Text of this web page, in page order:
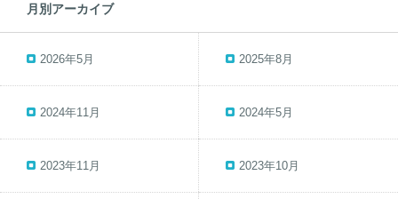
月別アーカイブ
2026年5月 2025年8月
2024年11月 2024年5月
2023年11月 2023年10月